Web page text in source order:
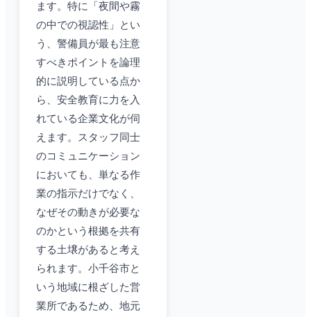
ます。特に「夜間や霧
の中での視認性」とい
う、警備員が最も注意
すべきポイントを論理
的に説明している点か
ら、安全教育に力を入
れている企業文化が伺
えます。スタッフ同士
のコミュニケーション
においても、単なる作
業の指示だけでなく、
なぜその動きが必要な
のかという根拠を共有
する土壌があると考え
られます。小千谷市と
いう地域に根ざした営
業所であるため、地元